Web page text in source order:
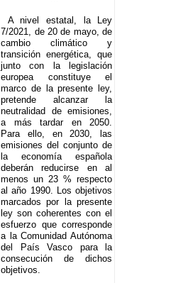
A nivel estatal, la Ley
7/2021, de 20 de mayo, de
cambio climático y
transición energética, que
junto con la legislación
europea constituye el
marco de la presente ley,
pretende alcanzar la
neutralidad de emisiones,
a más tardar en 2050.
Para ello, en 2030, las
emisiones del conjunto de
la economía española
deberán reducirse en al
menos un 23 % respecto
al año 1990. Los objetivos
marcados por la presente
ley son coherentes con el
esfuerzo que corresponde
a la Comunidad Autónoma
del País Vasco para la
consecución de dichos
objetivos.